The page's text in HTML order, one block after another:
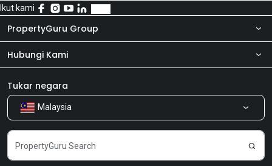
Ikut kami
PropertyGuru Group
Tentang kita
Produk kami
Kerjaya
Hubungi Kami
Bilik Berita
Kongsi Maklum Balas
Tukar negara
Malaysia